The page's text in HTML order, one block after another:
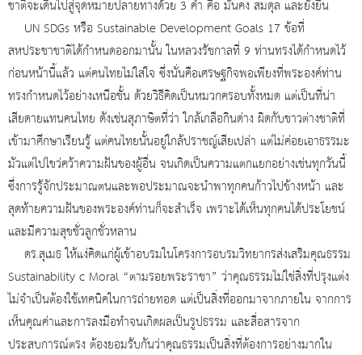
ชาติจะเดินไปสู่จุดหมายปลายทางด้วย 3 คำ คือ มั่นคง สมดุล และยั่งยืน
UN SDGs หรือ Sustainable Development Goals 17 ข้อที่
สหประชาชาติได้กำหนดออกมานั้น ในหลวงรัชกาลที่ 9 ท่านทรงได้กำหนดไว้
ก่อนหน้านี้แล้ว แต่คนไทยไม่ใส่ใจ ซึ่งนั่นคือเศรษฐกิจพอเพียงที่พระองค์ท่าน
ทรงกำหนดไว้อย่างเหนือชั้น ด้วยวิธีคิดเป็นหมวกครอบทั้งหมด แต่เป็นที่น่า
เสียดายแทนคนไทย ดังเช่นสุภาษิตที่ว่า ใกล้เกลือกินด่าง ผิดกับชาวต่างชาติที่
เข้ามาศึกษาเรียนรู้ แต่คนไทยนั้นอยู่ใกล้ปราชญ์เสียเปล่า แต่ไม่ค่อยเอาธรรมะ
มัวแต่ไปไขว่คว้าความฝันของผู้อื่น จนเกิดเป็นความแตกแยกอย่างเช่นทุกวันนี้
ซึ่งการรู้จักประมาณตนและพอประมาณจะนำพาทุกคนก้าวไปข้างหน้า และ
สุดท้ายความฝันของพระองค์ท่านก็จะสำเร็จ เพราะได้เห็นทุกคนได้ประโยชน์
และมีความสุขชั่วลูกชั่วหลาน
ดร.สุเมธ ให้แง่คิดแก่ผู้เข้าอบรมในโครงการอบรมวิทยากรส่งเสริมคุณธรรม
Sustainability c Moral “ตามรอยพระราชา” ว่าคุณธรรมไม่ใช่สิ่งที่ปรุงแต่ง
ไม่จำเป็นต้องใช้เทคนิคในการถ่ายทอด แต่เป็นสิ่งที่ออกมาจากภายใน จากการ
เห็นคุณค่าและการลงมือทำจนเกิดผลเป็นรูปธรรม และสื่อสารจาก
ประสบการณ์ตรง ต้องยอมรับกันว่าคุณธรรมเป็นสิ่งที่ต้องการอย่างมากใน